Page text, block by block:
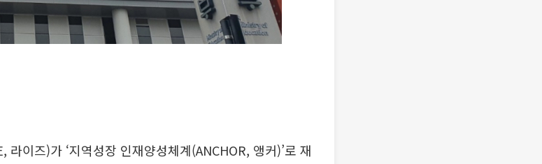
라이즈)가 ‘지역성장 인재양성체계(ANCHOR, 앵커)’로 재